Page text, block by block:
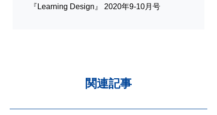
『Learning Design』 2020年9-10月号
関連記事